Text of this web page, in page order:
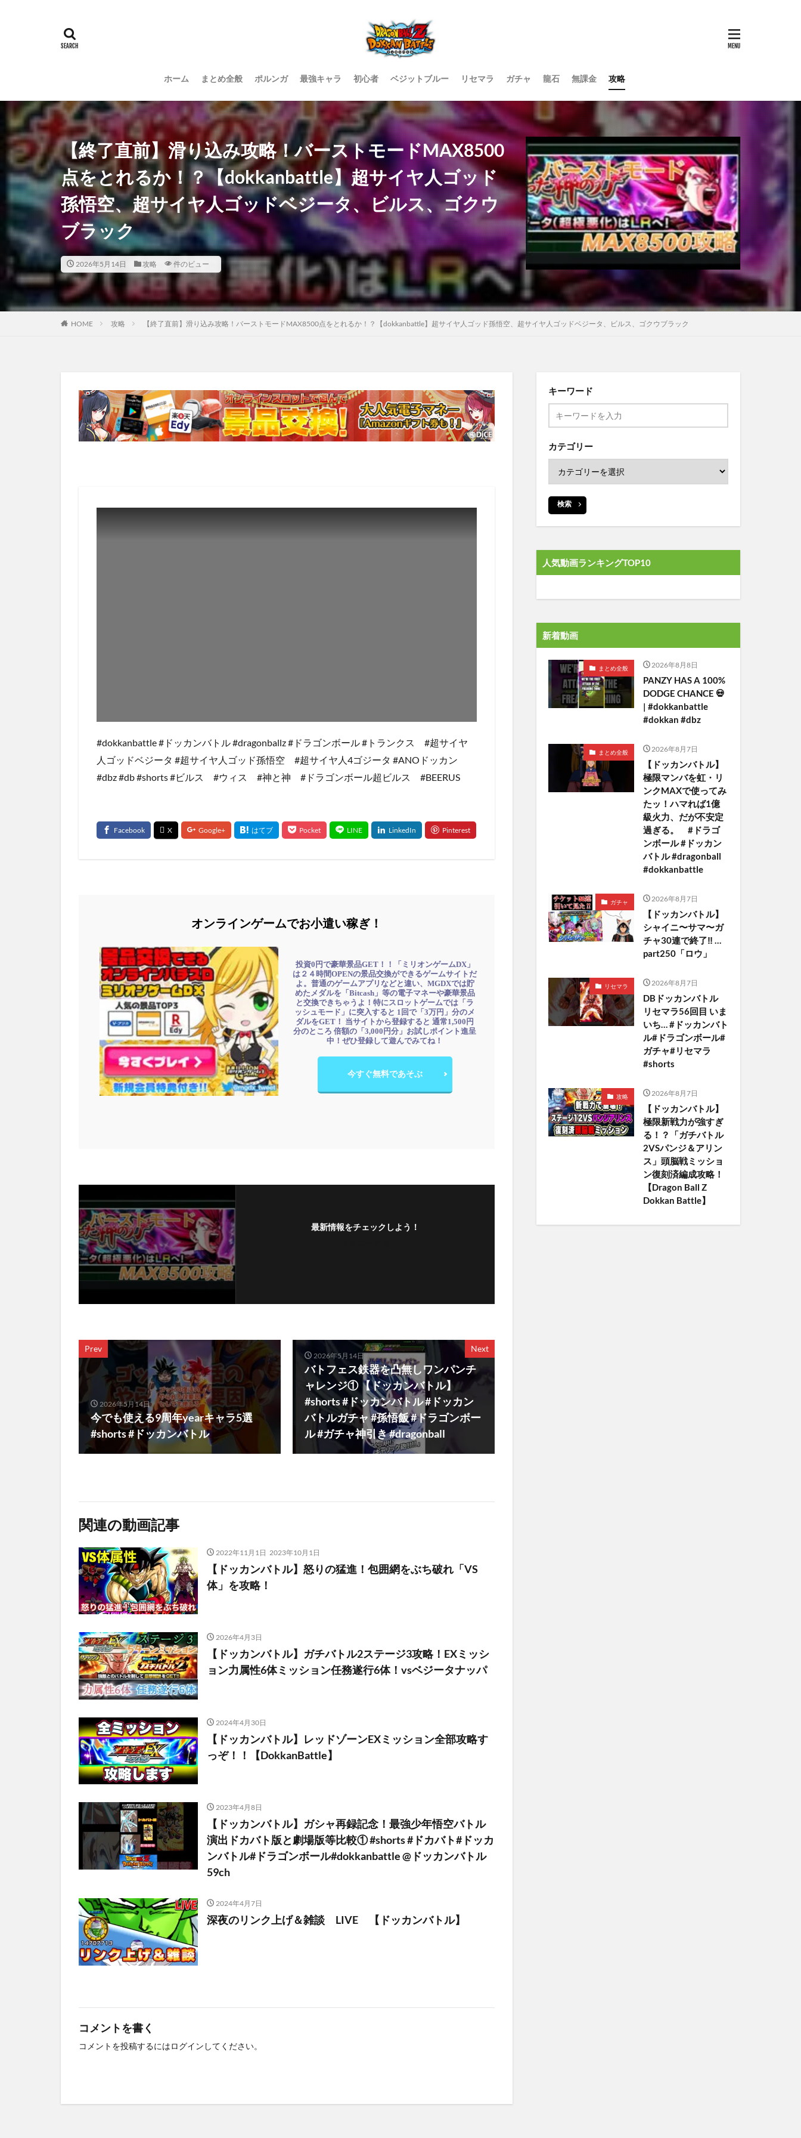
ホーム まとめ全般 ポルンガ 最強キャラ 初心者 ベジットブルー リセマラ ガチャ 龍石 無課金 攻略
【終了直前】滑り込み攻略！バーストモードMAX8500
点をとれるか！？【dokkanbattle】超サイヤ人ゴッド
孫悟空、超サイヤ人ゴッドベジータ、ビルス、ゴクウ
ブラック
2026年5月14日 攻略 件のビュー
HOME 攻略 【終了直前】滑り込み攻略！バーストモードMAX8500点をとれるか！？【dokkanbattle】超サイヤ人ゴッド孫悟空、超サイヤ人ゴッドベジータ、ビルス、ゴクウブラック
#dokkanbattle #ドッカンバトル #dragonballz #ドラゴンボール #トランクス #超サイヤ
人ゴッドベジータ #超サイヤ人ゴッド孫悟空 #超サイヤ人4ゴジータ #ANOドッカン
#dbz #db #shorts #ビルス #ウィス #神と神 #ドラゴンボール超ビルス #BEERUS
オンラインゲームでお小遣い稼ぎ！
投資0円で豪華景品GET！！「ミリオンゲームDX」
は２４時間OPENの景品交換ができるゲームサイトだ
よ。普通のゲームアプリなどと違い、MGDXでは貯
めたメダルを「Bitcash」等の電子マネーや豪華景品
と交換できちゃうよ！特にスロットゲームでは「ラ
ッシュモード」に突入すると 1回で「3万円」分のメ
ダルをGET！ 当サイトから登録すると 通常1,500円
分のところ 倍額の「3,000円分」お試しポイント進呈
中！ぜひ登録して遊んでみてね！
今すぐ無料であそぶ
最新情報をチェックしよう！
Prev
2026年5月14日
今でも使える9周年yearキャラ5選
#shorts #ドッカンバトル
Next
2026年5月14日
バトフェス鉄器を凸無しワンパンチ
ャレンジ① 【ドッカンバトル】
#shorts #ドッカンバトル #ドッカン
バトルガチャ #孫悟飯 #ドラゴンボー
ル #ガチャ神引き #dragonball
関連の動画記事
2022年11月1日 2023年10月1日
【ドッカンバトル】怒りの猛進！包囲網をぶち破れ「VS
体」を攻略！
2026年4月3日
【ドッカンバトル】ガチバトル2ステージ3攻略！EXミッシ
ョン力属性6体ミッション任務遂行6体！vsベジータナッパ
2024年4月30日
【ドッカンバトル】レッドゾーンEXミッション全部攻略す
っぞ！！【DokkanBattle】
2023年4月8日
【ドッカンバトル】ガシャ再録記念！最強少年悟空バトル
演出ドカバト版と劇場版等比較① #shorts #ドカバト#ドッカ
ンバトル#ドラゴンボール#dokkanbattle @ドッカンバトル
59ch
2024年4月7日
深夜のリンク上げ＆雑談 LIVE 【ドッカンバトル】
コメントを書く
コメントを投稿するにはログイン してください。
キーワード
カテゴリー
検索
人気動画ランキングTOP10
新着動画
まとめ全般 2026年8月8日
PANZY HAS A 100%
DODGE CHANCE 💀
| #dokkanbattle
#dokkan #dbz
まとめ全般 2026年8月7日
【ドッカンバトル】
極限マンバを虹・リ
ンクMAXで使ってみ
たッ！ハマれば1億
級火力、だが不安定
過ぎる。 #ドラゴ
ンボール #ドッカン
バトル #dragonball
#dokkanbattle
ガチャ 2026年8月7日
【ドッカンバトル】
シャイニ〜サマ〜ガ
チャ30連で終了‼︎ …
part250「ロウ」
リセマラ 2026年8月7日
DBドッカンバトル
リセマラ56回目 いま
いち… #ドッカンバト
ル#ドラゴンボール#
ガチャ#リセマラ
#shorts
攻略 2026年8月7日
【ドッカンバトル】
極限新戦力が強すぎ
る！？「ガチバトル
2VSパンジ＆アリン
ス」頭脳戦ミッショ
ン復刻済編成攻略！
【Dragon Ball Z
Dokkan Battle】